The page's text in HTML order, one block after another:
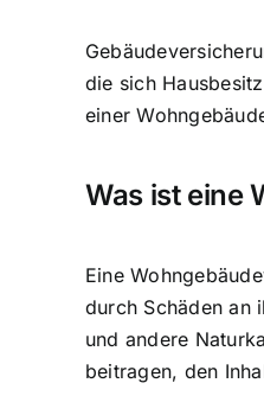
die sich
einer
Was ist eine
Eine
durch Schäden an
und andere
beitragen, den